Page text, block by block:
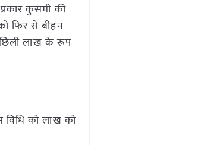
कुसमी की
फिर से बीहन
लाख के रूप
को लाख को